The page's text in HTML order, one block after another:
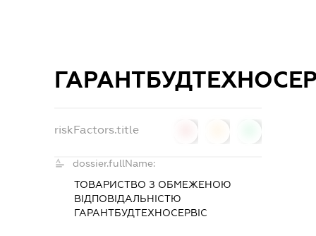
riskFactors.title
dossier.fullName:
ТОВАРИСТВО З ОБМЕЖЕНОЮ
ВІДПОВІДАЛЬНІСТЮ
ГАРАНТБУДТЕХНОСЕРВІС